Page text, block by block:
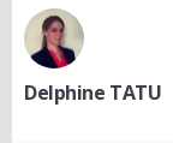
Delphine TATU